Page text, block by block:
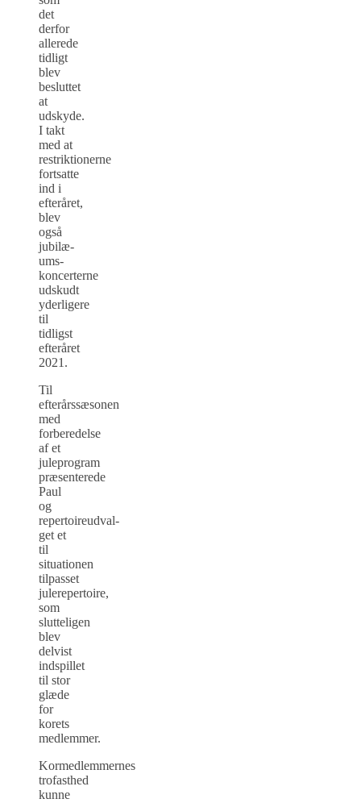
det
derfor
allerede
tidligt
blev
besluttet
at
udskyde.
I takt
med at
restriktionerne
fortsatte
ind i
efteråret,
blev
også
jubilæ­
ums­
koncerterne
udskudt
yderligere
til
tidligst
efteråret
2021.
Til
efterårssæsonen
med
forberedelse
af et
juleprogram
præsenterede
Paul
og
repertoireudval­
get et
til
situationen
tilpasset
julerepertoire,
som
slutteligen
blev
delvist
indspillet
til stor
glæde
for
korets
medlemmer.
Kormedlemmernes
trofasthed
kunne